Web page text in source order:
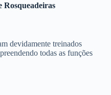
Rosqueadeiras
devidamente treinados
todas as funções